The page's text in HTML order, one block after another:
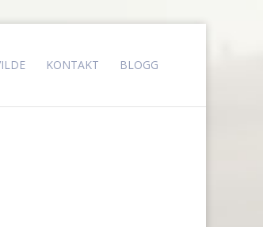
KONTAKT BLOGG